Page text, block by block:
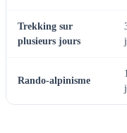
Trekking sur
plusieurs jours
Rando-alpinisme